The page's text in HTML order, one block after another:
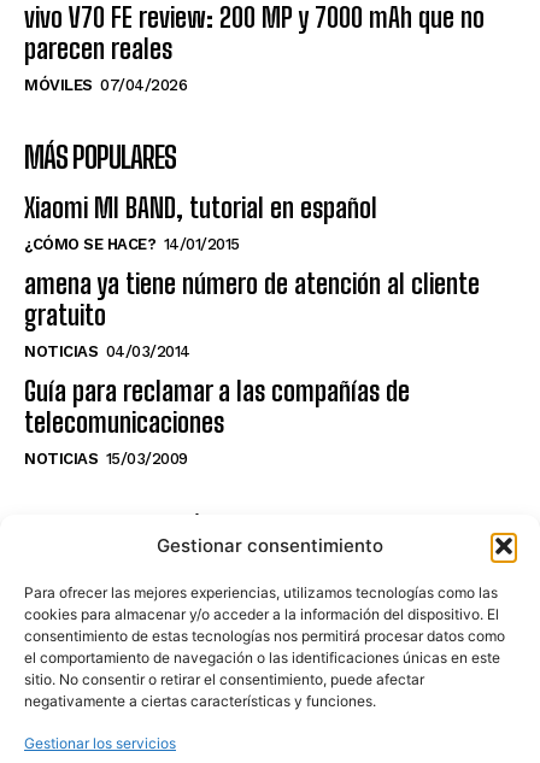
Gestionar consentimiento
Para ofrecer las mejores experiencias, utilizamos tecnologías como las
cookies para almacenar y/o acceder a la información del dispositivo. El
consentimiento de estas tecnologías nos permitirá procesar datos como
el comportamiento de navegación o las identificaciones únicas en este
sitio. No consentir o retirar el consentimiento, puede afectar
negativamente a ciertas características y funciones.
Gestionar los servicios
vivo V70 FE review: 200 MP y 7000 mAh que no
parecen reales
MÓVILES 07/04/2026
MÁS POPULARES
Xiaomi MI BAND, tutorial en español
¿CÓMO SE HACE? 14/01/2015
amena ya tiene número de atención al cliente
gratuito
NOTICIAS 04/03/2014
Guía para reclamar a las compañías de
telecomunicaciones
NOTICIAS 15/03/2009
NO TE PIERDAS LO ÚLTIMO DEL CANAL
Haz clic en «Estoy de acuerdo» para
activar Youtube
POLÍTICA DE COOKIES